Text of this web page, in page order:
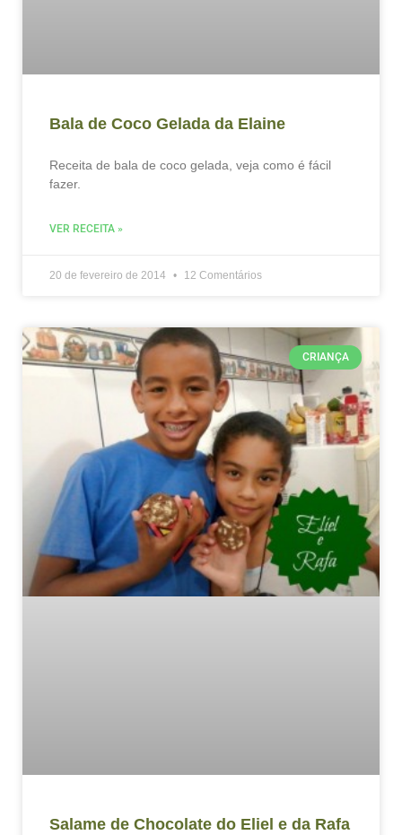
Bala de Coco Gelada da Elaine
Receita de bala de coco gelada, veja como é fácil
fazer.
VER RECEITA »
20 de fevereiro de 2014 12 Comentários
CRIANÇA
Salame de Chocolate do Eliel e da Rafa